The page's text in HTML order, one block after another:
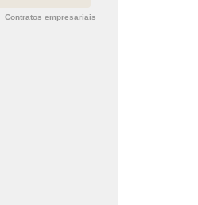
Contratos empresariais